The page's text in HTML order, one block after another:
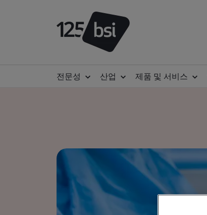
전문성 산업 제품 및 서비스